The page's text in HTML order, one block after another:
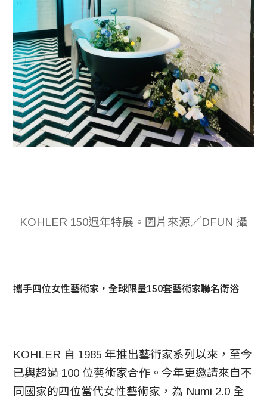
KOHLER 150週年特展。圖片來源／DFUN 攝
攜手四位女性藝術家，全球限量150套藝術家聯名衛浴
KOHLER 自 1985 年推出藝術家系列以來，至今
已與超過 100 位藝術家合作。今年更邀請來自不
同國家的四位當代女性藝術家，為 Numi 2.0 全